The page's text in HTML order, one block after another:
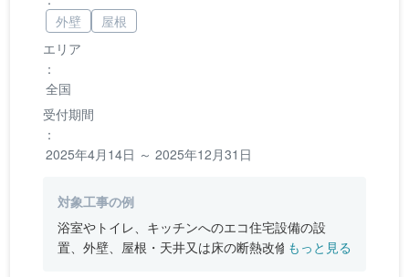
エリア
：
全国
受付期間
：
2025年4月14日 ～ 2025年12月31日
外壁
屋根
対象工事の例
浴室やトイレ、キッチンへのエコ住宅設備の設
置、外壁、屋根・天井又は床の断熱改修、窓やド
もっと見る